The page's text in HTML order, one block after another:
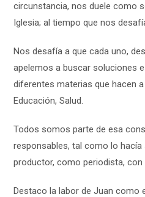
circunstancia, nos duele como
Iglesia; al tiempo que nos
Nos desafía a que cada uno,
apelemos a buscar soluciones
diferentes materias que hacen
Educación, Salud.
Todos somos parte de esa
responsables, tal como lo
productor, como periodista,
Destaco la labor de Juan como